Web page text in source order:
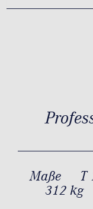
Maße T
312 kg